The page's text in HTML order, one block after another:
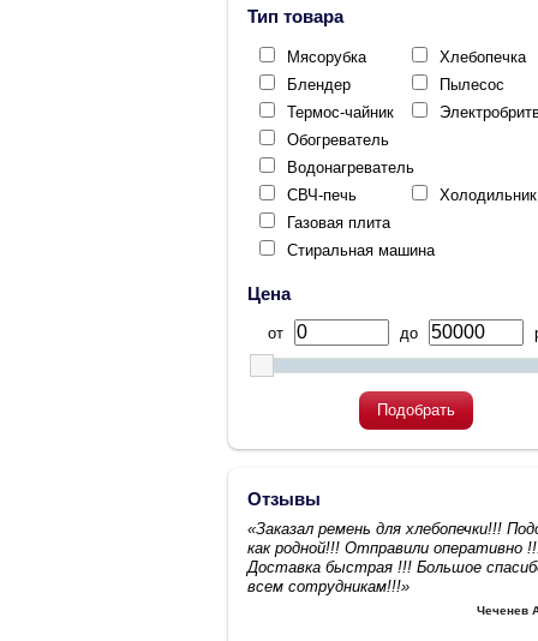
Тип товара
Мясорубка
Хлебопечка
Блендер
Пылесос
Термос-чайник
Обогреватель
Водонагреватель
СВЧ-печь
Холодильник
Газовая плита
Стиральная машина
Цена
от до
Подобрать
Отзывы
«Заказал ремень для хлебопечки!!!
как родной!!! Отправили оперативно
Доставка быстрая !!! Большое
всем сотрудникам!!!»
Чеченев